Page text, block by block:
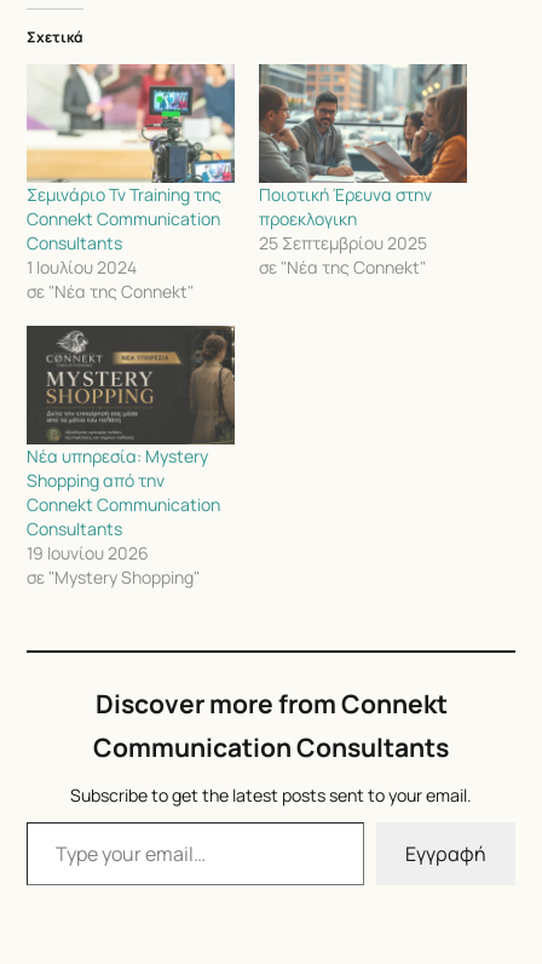
Σχετικά
Σεμινάριο Tv Training της
Connekt Communication
Consultants
1 Ιουλίου 2024
σε "Νέα της Connekt"
Ποιοτική Έρευνα στην
προεκλογικη
25 Σεπτεμβρίου 2025
σε "Νέα της Connekt"
Νέα υπηρεσία: Mystery
Shopping από την
Connekt Communication
Consultants
19 Ιουνίου 2026
σε "Mystery Shopping"
Discover more from Connekt
Communication Consultants
Subscribe to get the latest posts sent to your email.
Εγγραφή